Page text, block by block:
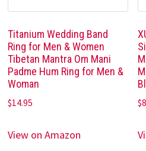
Titanium Wedding Band
Ring for Men & Women
Tibetan Mantra Om Mani
Padme Hum Ring for Men &
Woman
$14.95
View on Amazon
$